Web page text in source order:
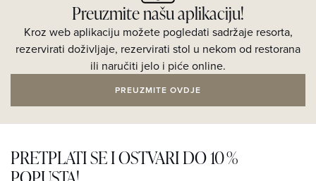
Preuzmite našu aplikaciju!
Kroz web aplikaciju možete pogledati sadržaje resorta,
rezervirati doživljaje, rezervirati stol u nekom od restorana
ili naručiti jelo i piće online.
PREUZMITE OVDJE
PRETPLATI SE I OSTVARI DO 10 %